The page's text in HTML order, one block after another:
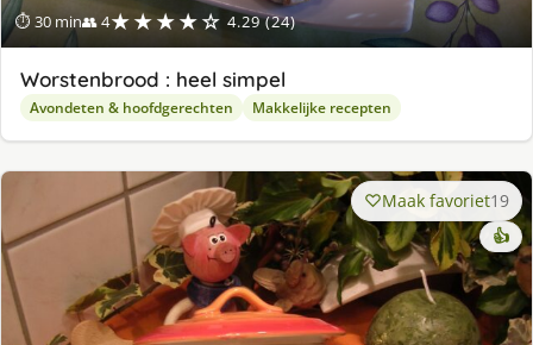
⏱ 30 min👥 4★★★★☆ 4.29 (24)
Worstenbrood : heel simpel
Avondeten & hoofdgerechten Makkelijke recepten
Maak favoriet19
👍